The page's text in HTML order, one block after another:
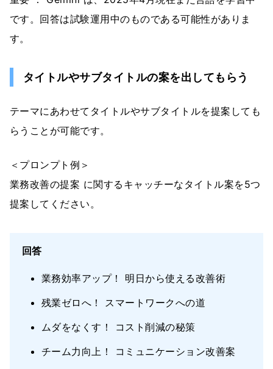
です。回答は試験運用中のものである可能性がありま
す。
タイトルやサブタイトルの案を出してもらう
テーマにあわせてタイトルやサブタイトルを提案しても
らうことが可能です。
＜プロンプト例＞
業務改善の提案 に関するキャッチーなタイトル案を5つ
提案してください。
回答
業務効率アップ！ 明日から使える改善術
残業ゼロへ！ スマートワークへの道
ムダをなくす！ コスト削減の秘策
チーム力向上！ コミュニケーション改善案